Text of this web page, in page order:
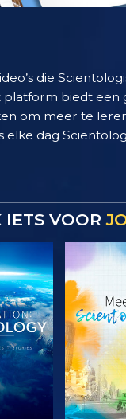
die
biedt
om meer te
elke dag
IETS VOOR